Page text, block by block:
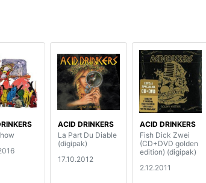
ACID DRINKERS
La Part Du Diable
(digipak)
17.10.2012
ACID DRINKERS
Fish Dick Zwei
(CD+DVD golden
edition) (digipak)
2.12.2011